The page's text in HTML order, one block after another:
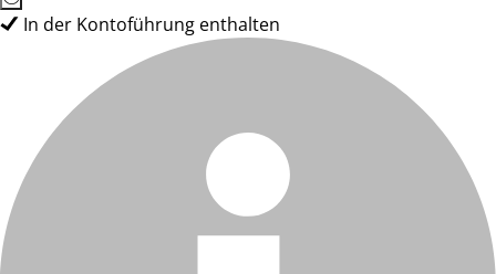
In der Kontoführung enthalten